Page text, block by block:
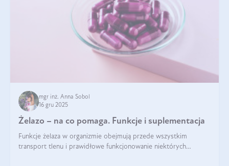
mgr inż. Anna Sobol
16 gru 2025
Żelazo – na co pomaga. Funkcje i suplementacja
Funkcje żelaza w organizmie obejmują przede wszystkim
transport tlenu i prawidłowe funkcjonowanie niektórych